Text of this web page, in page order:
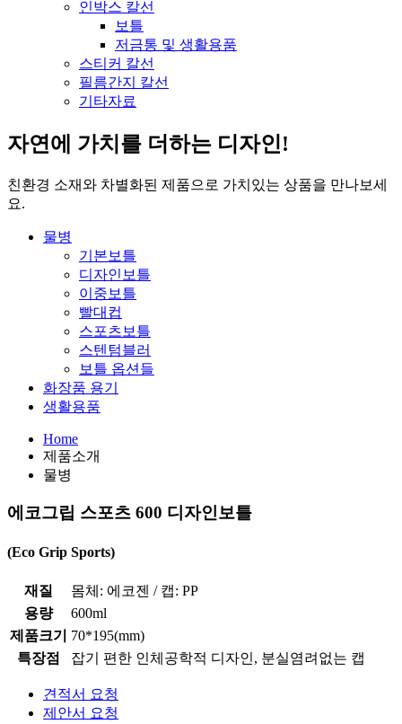
인박스 칼선
보틀
저금통 및 생활용품
스티커 칼선
필름간지 칼선
기타자료
자연에 가치를 더하는 디자인!
친환경 소재와 차별화된 제품으로 가치있는 상품을 만나보세
요.
물병
기본보틀
디자인보틀
이중보틀
빨대컵
스포츠보틀
스텐텀블러
보틀 옵션들
화장품 용기
생활용품
Home
제품소개
물병
에코그립 스포츠 600 디자인보틀
(Eco Grip Sports)
재질
몸체: 에코젠 / 캡: PP
용량
600ml
제품크기
70*195(mm)
특장점
잡기 편한 인체공학적 디자인, 분실염려없는 캡
견적서 요청
제안서 요청